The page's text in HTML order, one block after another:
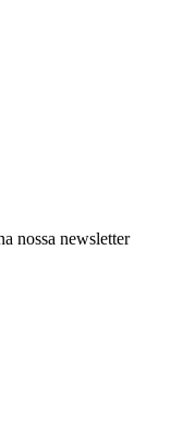
nossa newsletter